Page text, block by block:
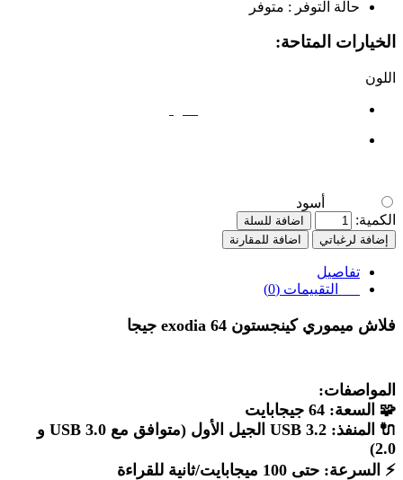
حالة التوفر : متوفر
الخيارات المتاحة:
اللون
أسود
الكمية:
اضافة للسلة
إضافة لرغباتي
اضافة للمقارنة
تفاصيل
التقييمات (0)
فلاش ميموري كينجستون exodia 64 جيجا
المواصفات:
🧩 السعة:
🔌 المنفذ:
USB 3.2 الجيل الأول (متوافق مع USB 3.0 و
2.0)
⚡ السرعة: حتى 100 ميجابايت/ثانية للقراءة